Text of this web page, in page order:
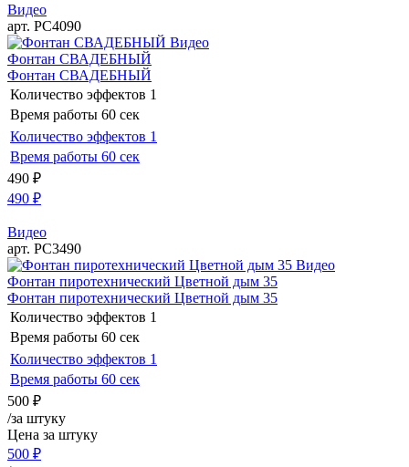
Видео
арт. РС4090
Видео
Фонтан СВАДЕБНЫЙ
Фонтан СВАДЕБНЫЙ
Количество эффектов 1
Время работы 60 сек
Количество эффектов 1
Время работы 60 сек
490 ₽
490 ₽
Видео
арт. РС3490
Видео
Фонтан пиротехнический Цветной дым 35
Фонтан пиротехнический Цветной дым 35
Количество эффектов 1
Время работы 60 сек
Количество эффектов 1
Время работы 60 сек
500 ₽
/за штуку
Цена за штуку
500 ₽